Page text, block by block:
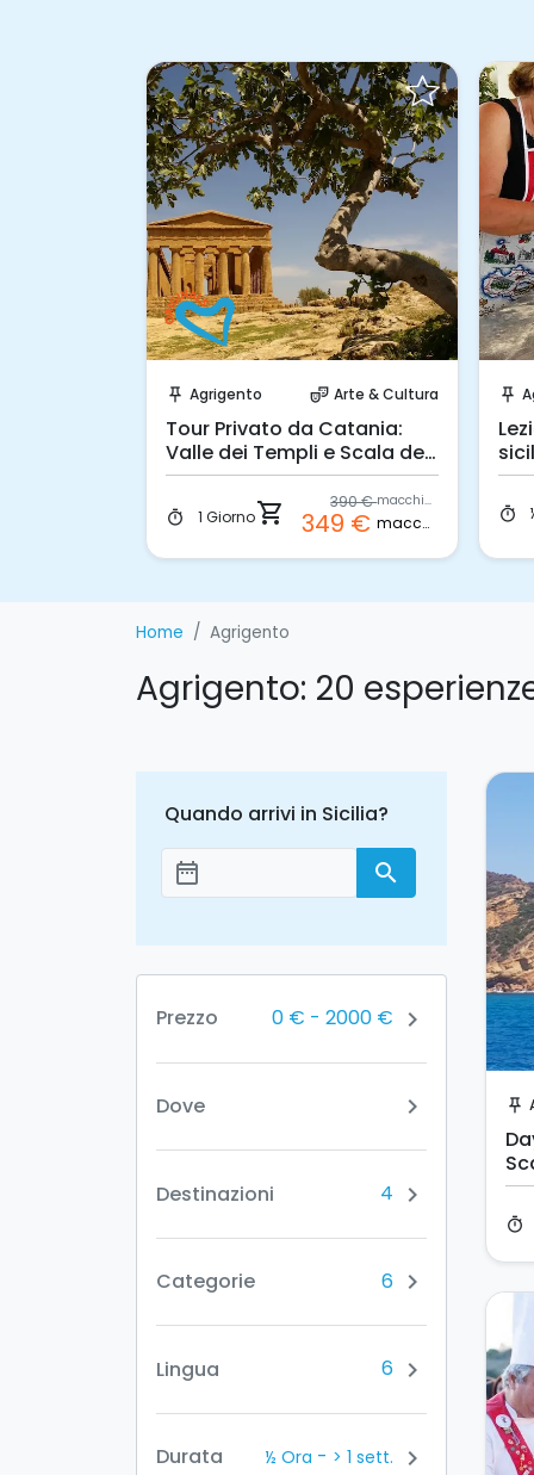
push_pin Agrigento theater_comedy Arte & Cultura
Tour Privato da Catania:
Valle dei Templi e Scala dei
Turchi
timer 1 Giornoshopping_cart 390 € macchina
349 € macchina
push_pin
timer
Home Agrigento
Agrigento: 20
Quando arrivi in Sicilia?
Aggiungi le date
date_range search
Prezzo 0 € - 2000 € chevron_right
Dove chevron_right
Destinazioni 4 chevron_right
Categorie 6 chevron_right
Lingua 6 chevron_right
Durata ½ Ora - > 1 sett. chevron_right
push_pin
timer